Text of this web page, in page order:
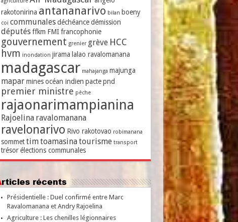
rakotonirina antananarivo bilan boeny
coi communales déchéance démission
députés ffkm FMI francophonie
gouvernement grenier grève HCC
hvm inondation jirama lalao ravalomanana
madagascar mahajanga majunga
mapar mines océan indien pacte pnd
premier ministre pêche
rajaonarimampianina
Rajoelina ravalomanana
ravelonarivo Rivo rakotovao robimanana
sommet timtoamasinatourisme transport
trésor élections communales
Articles récents
Présidentielle : Duel confirmé entre Marc
Ravalomanana et Andry Rajoelina
Agriculture : Les chenilles légionnaires